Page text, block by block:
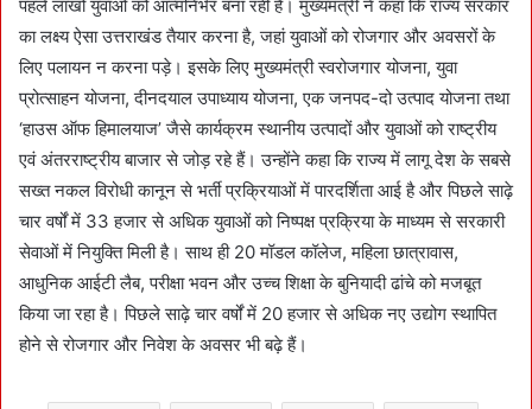
पहलें लाखों युवाओं को आत्मनिर्भर बना रही हैं। मुख्यमंत्री ने कहा कि राज्य सरकार
का लक्ष्य ऐसा उत्तराखंड तैयार करना है, जहां युवाओं को रोजगार और अवसरों के
लिए पलायन न करना पड़े। इसके लिए मुख्यमंत्री स्वरोजगार योजना, युवा
प्रोत्साहन योजना, दीनदयाल उपाध्याय योजना, एक जनपद-दो उत्पाद योजना तथा
‘हाउस ऑफ हिमालयाज’ जैसे कार्यक्रम स्थानीय उत्पादों और युवाओं को राष्ट्रीय
एवं अंतरराष्ट्रीय बाजार से जोड़ रहे हैं। उन्होंने कहा कि राज्य में लागू देश के सबसे
सख्त नकल विरोधी कानून से भर्ती प्रक्रियाओं में पारदर्शिता आई है और पिछले साढ़े
चार वर्षों में 33 हजार से अधिक युवाओं को निष्पक्ष प्रक्रिया के माध्यम से सरकारी
सेवाओं में नियुक्ति मिली है। साथ ही 20 मॉडल कॉलेज, महिला छात्रावास,
आधुनिक आईटी लैब, परीक्षा भवन और उच्च शिक्षा के बुनियादी ढांचे को मजबूत
किया जा रहा है। पिछले साढ़े चार वर्षों में 20 हजार से अधिक नए उद्योग स्थापित
होने से रोजगार और निवेश के अवसर भी बढ़े हैं।